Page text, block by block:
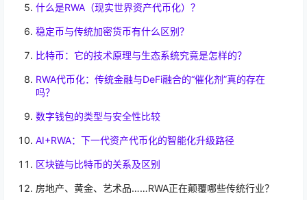
什么是RWA（现实世界资产代币化）？
稳定币与传统加密货币有什么区别？
比特币：它的技术原理与生态系统究竟是怎样的？
RWA代币化：传统金融与DeFi融合的“催化剂”真的存在
吗？
数字钱包的类型与安全性比较
AI+RWA：下一代资产代币化的智能化升级路径
区块链与比特币的关系及区别
房地产、黄金、艺术品……RWA正在颠覆哪些传统行业？